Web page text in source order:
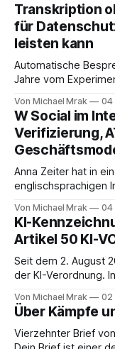
Transkription
für
leisten kann
Automatische
Jahre vom
Ende eine
funktioniert gut. Die Frage, die regelmäßig untergeht, lautet:
Wo genau liegt das
Von Michael Mrak 04
W Social im
Verifizierung,
Anna Zeiter hat in
englischsprachigen
über zehn Jahre
zum Thema
inhaltlich dichter als
und beantwortet
Von Michael Mrak 04
KI-
Artikel 50 KI-
Seit dem 2. August
der KI-Verordnung.
trotzdem falsch ist:
werden, was mit
stimmt so nicht.
Von Michael Mrak 02
Über Kämpfe
Vierzehnter Brief von